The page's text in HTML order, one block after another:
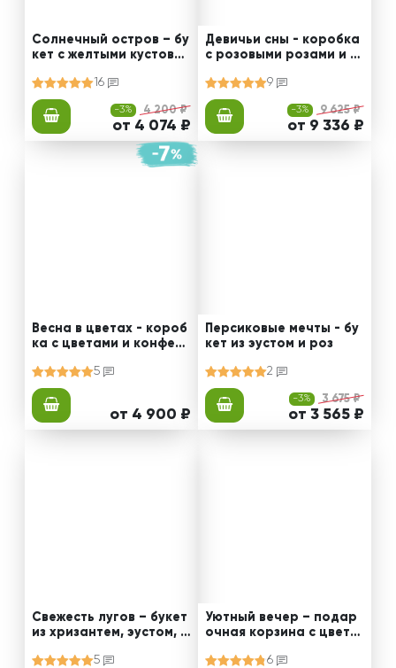
Солнечный остров – бу
кет с желтыми кустовы
ой
16
-3% 4 200 ₽
от 4 074 ₽
Девичьи сны - коробка
с розовыми розами и б
9
-3% 9 625 ₽
от 9 336 ₽
Весна в цветах - короб
ка с цветами и конфета
5
от 4 900 ₽
Персиковые мечты - бу
кет из эустом и роз
2
-3% 3 675 ₽
от 3 565 ₽
Свежесть лугов – букет
из хризантем, эустом, р
5
Уютный вечер – подар
очная корзина с цвета
6